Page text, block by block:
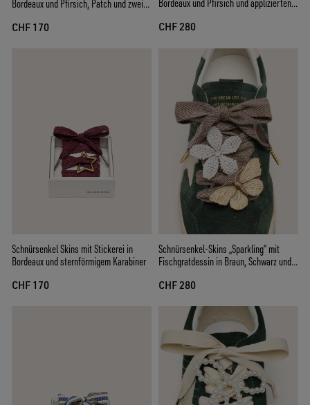
Bordeaux und Pfirsich, Patch und zwei
CHF 170
Bordeaux und Pfirsich und applizierten
CHF 280
Schnürsenkel Skins mit Stickerei in
Bordeaux und sternförmigem Karabiner
CHF 170
Schnürsenkel-Skins „Sparkling“ mit
Fischgratdessin in Braun, Schwarz und
CHF 280